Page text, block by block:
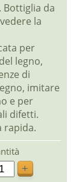
Bottiglia da
la
per
legno,
di
imitare
e per
difetti.
rapida.
+